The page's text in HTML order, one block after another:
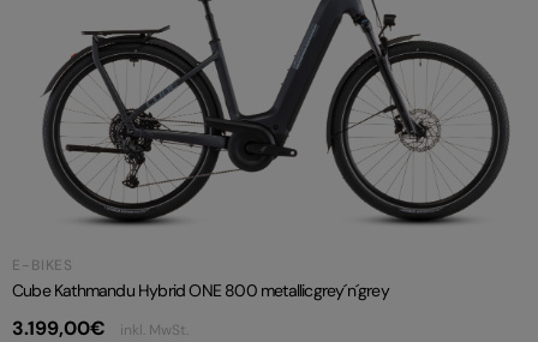
E-BIKES
Cube Kathmandu Hybrid ONE 800 metallicgrey´n´grey
3.199,00€ inkl. MwSt.